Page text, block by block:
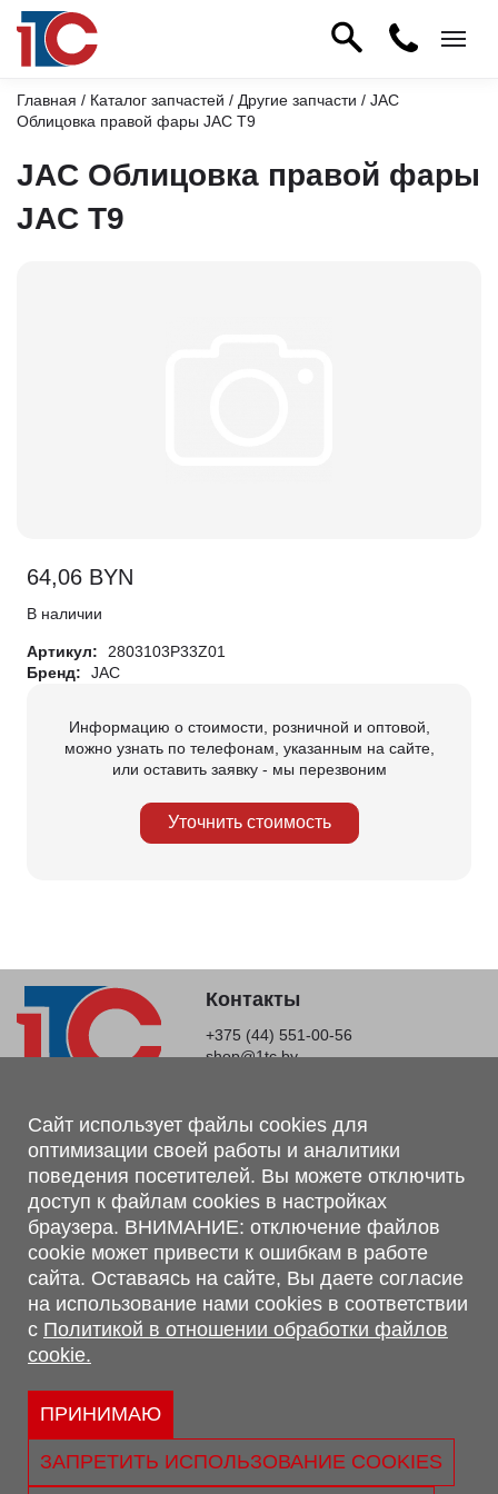
Главная / Каталог запчастей / Другие запчасти / JAC
Облицовка правой фары JAC T9
JAC Облицовка правой фары
JAC T9
64,06 BYN
В наличии
Артикул:
2803103P33Z01
Бренд:
JAC
Информацию о стоимости, розничной и оптовой,
можно узнать по телефонам, указанным на сайте,
или оставить заявку - мы перезвоним
Уточнить стоимость
Контакты
+375 (44) 551-00-56
shop@1tc.by
Магазин, склад
г. Минск, Минский р-н, п. Привольный, ул. Мира, 20А,
223062
г. Брест, ул. Лейтенанта Рябцева, 108 В, 224701
Обращаем Ваше внимание, что вся предоставленная на сайте
информация, касающаяся комплектаций, технических
характеристик, цветовых сочетаний, а также стоимости и
сервисного обслуживания носит информационный характер и
не является публичной офертой, определяемой п.2 ст.407
Гражданского кодекса Республики Беларусь.
Политика обработки персональных данных
Политикой в отношении обработки файлов cookie.
Сайт использует файлы cookies для
оптимизации своей работы и аналитики
поведения посетителей. Вы можете отключить
доступ к файлам cookies в настройках
браузера. ВНИМАНИЕ: отключение файлов
cookie может привести к ошибкам в работе
сайта. Оставаясь на сайте, Вы даете согласие
на использование нами cookies в соответствии
с Политикой в отношении обработки файлов
cookie.
ПРИНИМАЮ
ЗАПРЕТИТЬ ИСПОЛЬЗОВАНИЕ COOKIES